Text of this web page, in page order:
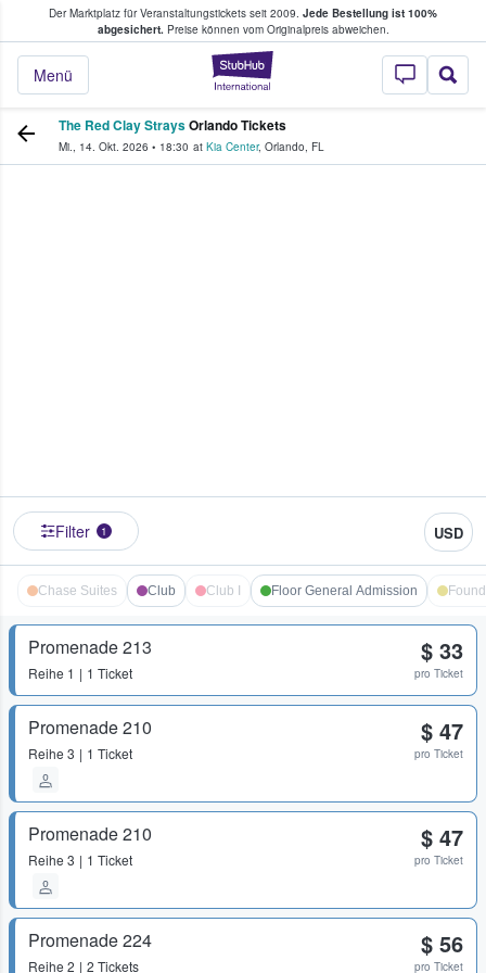
Der Marktplatz für Veranstaltungstickets seit 2009. Jede Bestellung ist 100%
abgesichert.Preise können vom Originalpreis abweichen.
StubHub - Wo
Menü
Tickets kaufen & verkaufen
The Red Clay StraysOrlando Tickets
Mi., 14. Okt. 2026 • 18:30 at Kia Center, Orlando, FL
Filter 1 USD
Chase Suites Club Club I Floor General Admission
Promenade 213
Reihe 1 1 Ticket
$ 33
pro Ticket
Promenade 210
Reihe 3 1 Ticket
$ 47
pro Ticket
Promenade 210
Reihe 3 1 Ticket
$ 47
pro Ticket
Promenade 224
Reihe 2 2 Tickets
$ 56
pro Ticket